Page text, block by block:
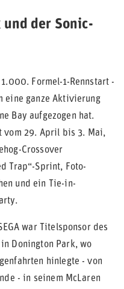
der Sonic-
Formel-1-Rennstart -
eine ganze Aktivierung
Bay aufgezogen hat.
vom 29. April bis 3. Mai,
Crossover
Trap“-Sprint, Foto-
und ein Tie-in-
war Titelsponsor des
Donington Park, wo
hinlegte - von
- in seinem McLaren